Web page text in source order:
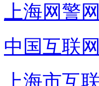
上海网警
中国互联网
上海市互